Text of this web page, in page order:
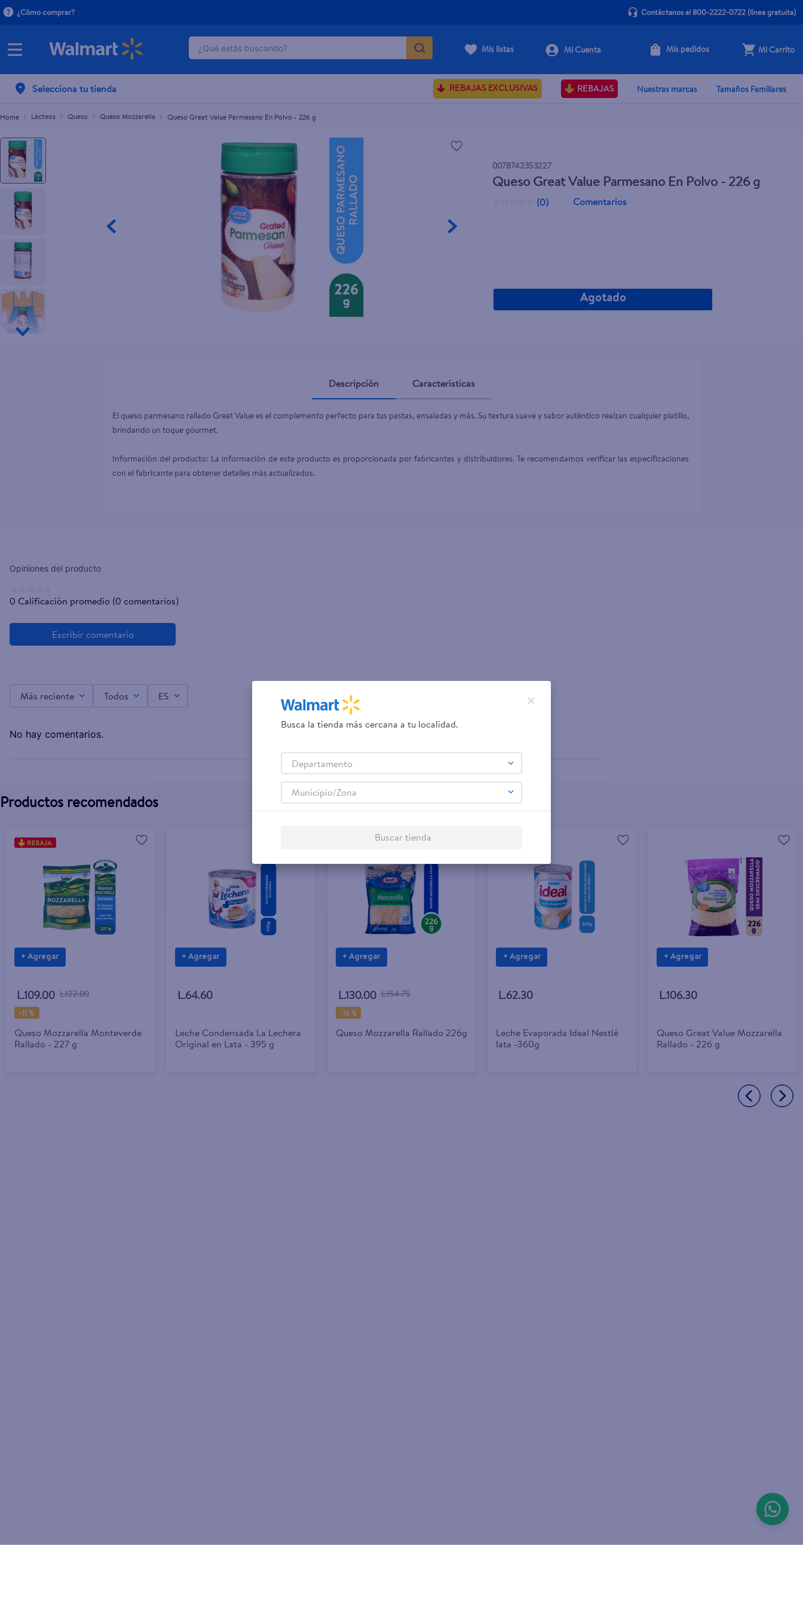
¿Cómo comprar? Contáctanos al 800-2222-0722(línea gratuita)
¿Qué estás buscando?
Mis listas Mis pedidos Mi Carrito
Selecciona tu tienda REBAJAS EXCLUSIVAS REBAJAS Nuestras marcas Tamaños Familiares
Lácteos Queso Queso Mozzarella Queso Great Value Parmesano En Polvo - 226 g
0078742353227
Queso Great Value Parmesano En Polvo - 226 g
(0) Comentarios
Agotado
Queso Great Value Parmesano En Polvo - 226 g Agotado
Descripción Características
El queso parmesano rallado Great Value es el complemento perfecto para tus pastas, ensaladas y más. Su textura suave y sabor auténtico realzan cualquier platillo,
brindando un toque gourmet.
Información del producto: La información de este producto es proporcionada por fabricantes y distribuidores. Te recomendamos verificar las especificaciones
con el fabricante para obtener detalles más actualizados.
0 Calificación promedio (0 comentarios)
Más reciente Todos ES
No hay comentarios.
Productos recomendados
+ Agregar
L.109.00 L.122.00
-11 %
Queso Mozzarella Monteverde
Rallado - 227 g
+ Agregar
L.64.60
Leche Condensada La Lechera
Original en Lata - 395 g
+ Agregar
L.130.00 L.154.75
-16 %
Queso Mozzarella Rallado 226g
+ Agregar
L.62.30
Leche Evaporada Ideal Nestlé
lata -360g
+ Agregar
L.106.30
Queso Great Value Mozzarella
Rallado - 226 g
Busca la tienda más cercana a tu localidad.
Departamento
Municipio/Zona
Buscar tienda
TÉRMINOS MÁS BUSCADOS
2
herbal essences
4.
ego
5.
serums corporales dove
.
gillette venus
dove
goodyear
pañales
10. aceite